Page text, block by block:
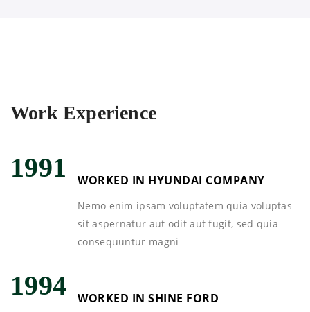
Work Experience
1991 WORKED IN HYUNDAI COMPANY
Nemo enim ipsam voluptatem quia voluptas
sit aspernatur aut odit aut fugit, sed quia
consequuntur magni
1994 WORKED IN SHINE FORD